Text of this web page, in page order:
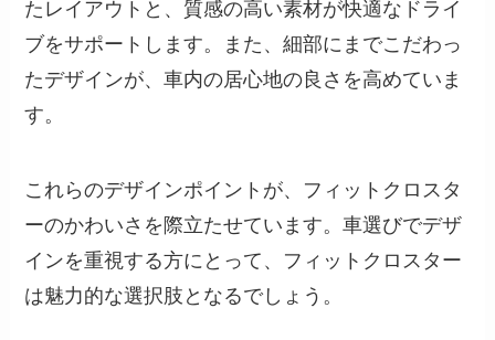
たレイアウトと、質感の高い素材が快適なドライ
ブをサポートします。また、細部にまでこだわっ
たデザインが、車内の居心地の良さを高めていま
す。
これらのデザインポイントが、フィットクロスタ
ーのかわいさを際立たせています。車選びでデザ
インを重視する方にとって、フィットクロスター
は魅力的な選択肢となるでしょう。